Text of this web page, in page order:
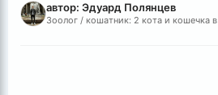
автор: Эдуард Полянцев
Зоолог / кошатник: 2 кота и кошечка